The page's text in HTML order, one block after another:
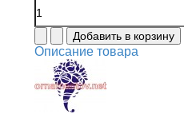
Описание товара